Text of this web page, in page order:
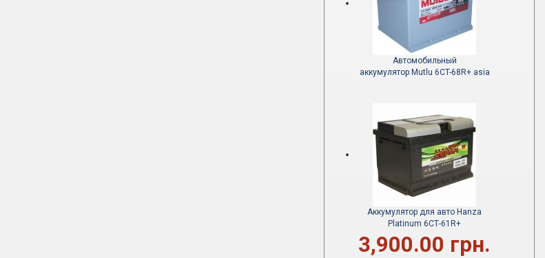
Автомобильный
аккумулятор Mutlu 6CT-68R+ asia
Аккумулятор для авто Hanza
Platinum 6СТ-61R+
3,900.00 грн.